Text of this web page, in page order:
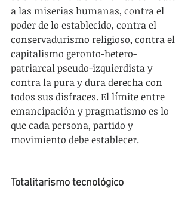
a las miserias humanas, contra el
poder de lo establecido, contra el
conservadurismo religioso, contra el
capitalismo geronto-hetero-
patriarcal pseudo-izquierdista y
contra la pura y dura derecha con
todos sus disfraces. El límite entre
emancipación y pragmatismo es lo
que cada persona, partido y
movimiento debe establecer.
Totalitarismo tecnológico